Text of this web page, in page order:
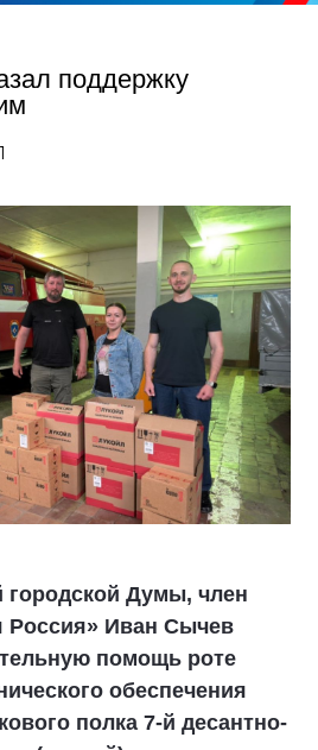
поддержку
городской Думы, член
Россия» Иван Сычев
помощь роте
обеспечения
полка 7-й десантно-